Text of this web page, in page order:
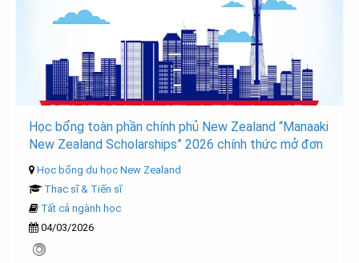
Học bổng toàn phần chính phủ New Zealand “Manaaki
New Zealand Scholarships” 2026 chính thức mở đơn
Học bổng du học New Zealand
Thạc sĩ & Tiến sĩ
Tất cả ngành học
04/03/2026